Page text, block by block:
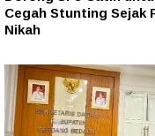
Cegah Stunting Sejak
Nikah